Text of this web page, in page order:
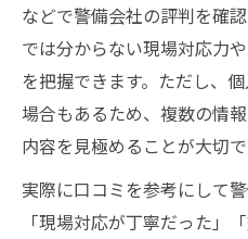
などで警備会社の評判を確
では分からない現場対応力
を把握できます。ただし、
場合もあるため、複数の情
内容を見極めることが大切で
実際に口コミを参考にして
「現場対応が丁寧だった」